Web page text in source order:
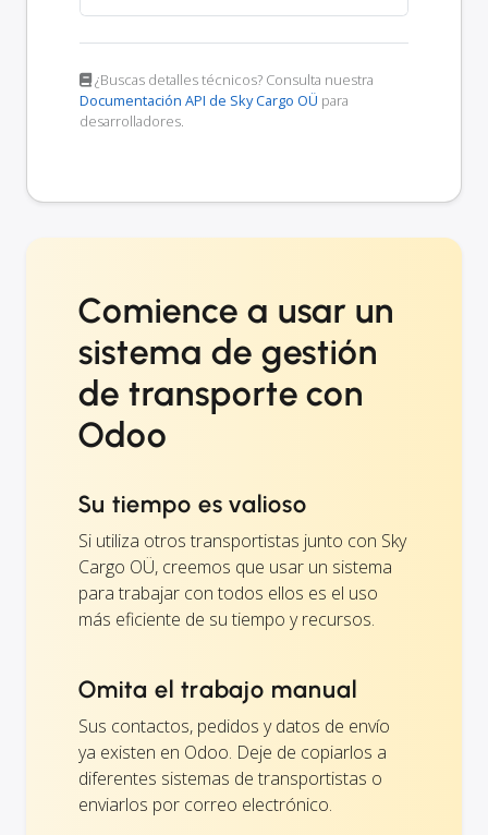
¿Buscas detalles técnicos? Consulta nuestra
Documentación API de Sky Cargo OÜ para
desarrolladores.
Comience a usar un
sistema de gestión
de transporte con
Odoo
Su tiempo es valioso
Si utiliza otros transportistas junto con Sky
Cargo OÜ, creemos que usar un sistema
para trabajar con todos ellos es el uso
más eficiente de su tiempo y recursos.
Omita el trabajo manual
Sus contactos, pedidos y datos de envío
ya existen en Odoo. Deje de copiarlos a
diferentes sistemas de transportistas o
enviarlos por correo electrónico.